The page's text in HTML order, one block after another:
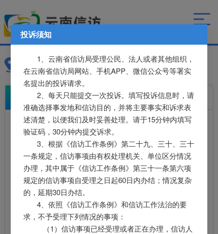
当前位置：首页 >> 致件单位选择
致件单位选择
当前层级:耿马县
查找 重置
信访部门
耿马县信访局
投诉须知
1、云南省信访局受理公民、法人或者其他组织，
在云南省信访局网站、手机APP、微信公众号等署实
名提出的投诉请求。
2、每天只能提交一次投诉。填写投诉信息时，请
准确选择事发地和信访目的，并将主要事实和诉求表
述清楚，以便我们及时妥善处理。请于15分钟内填写
验证码，30分钟内提交诉求。
3、根据《信访工作条例》第二十九、三十、三十
一条规定，信访事项由有权处理机关、单位区分情况
办理，其中属于《信访工作条例》第三十一条第六项
规定的信访事项自受理之日起60日内办结；情况复杂
的，延期30日办结。
4、依照《信访工作条例》和信访工作法治的要
求，不予受理下列情况的事项：
（1）信访事项已经受理或者正在办理，信访人